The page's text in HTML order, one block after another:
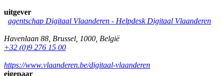
uitgever
agentschap Digitaal Vlaanderen - Helpdesk Digitaal Vlaanderen
Havenlaan 88 Brussel 1000 België
+32 (0)9 276 15 00
https://www.vlaanderen.be/digitaal-vlaanderen
eigenaar